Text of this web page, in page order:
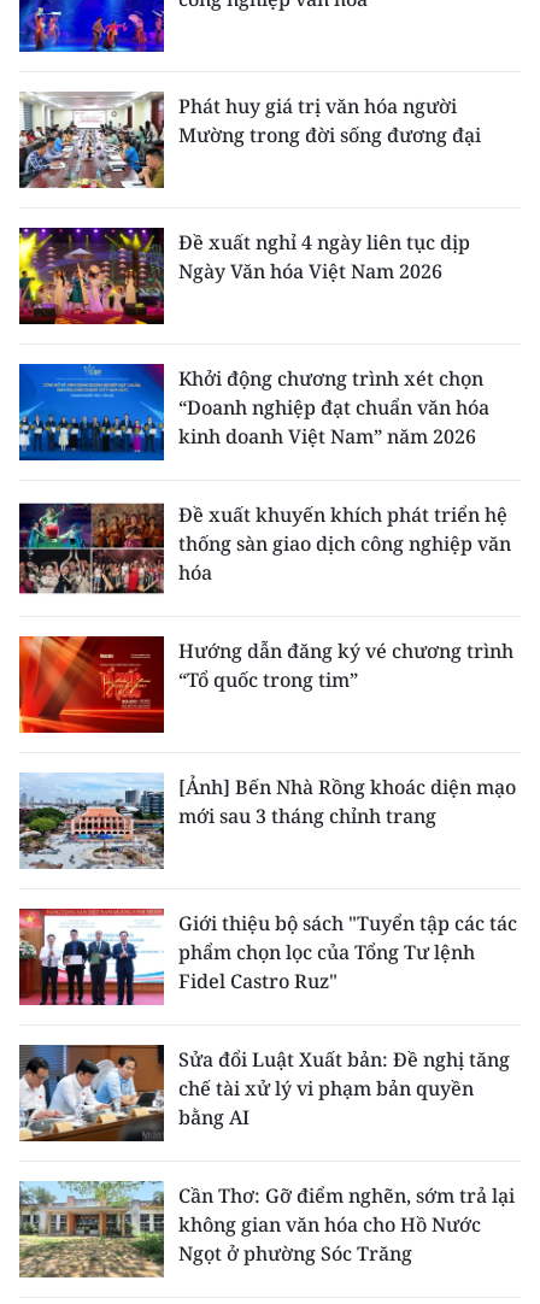
Phát huy giá trị văn hóa người
Mường trong đời sống đương đại
Đề xuất nghỉ 4 ngày liên tục dịp
Ngày Văn hóa Việt Nam 2026
Khởi động chương trình xét chọn
“Doanh nghiệp đạt chuẩn văn hóa
kinh doanh Việt Nam” năm 2026
Đề xuất khuyến khích phát triển hệ
thống sàn giao dịch công nghiệp văn
hóa
Hướng dẫn đăng ký vé chương trình
“Tổ quốc trong tim”
[Ảnh] Bến Nhà Rồng khoác diện mạo
mới sau 3 tháng chỉnh trang
Giới thiệu bộ sách "Tuyển tập các tác
phẩm chọn lọc của Tổng Tư lệnh
Fidel Castro Ruz"
Sửa đổi Luật Xuất bản: Đề nghị tăng
chế tài xử lý vi phạm bản quyền
bằng AI
Cần Thơ: Gỡ điểm nghẽn, sớm trả lại
không gian văn hóa cho Hồ Nước
Ngọt ở phường Sóc Trăng